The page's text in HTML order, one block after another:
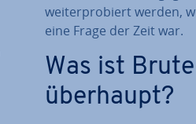
wei­ter­pro­biert werden,
eine Frage der Zeit war.
Was ist
überhaupt?